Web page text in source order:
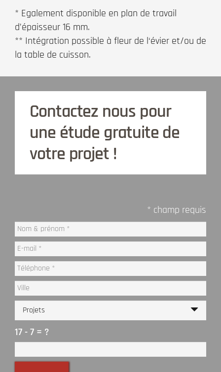
* Egalement disponible en plan de travail
d’épaisseur 16 mm.
** Intégration possible à fleur de l‘évier et/ou de
la table de cuisson.
Contactez nous pour
une étude gratuite de
votre projet !
* champ requis
17 - 7 = ?